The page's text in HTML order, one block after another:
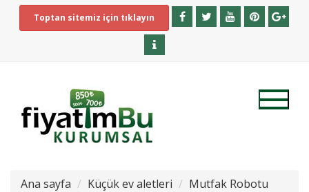
Toptan sitemiz için tıklayın
Ana sayfa Küçük ev aletleri Mutfak Robotu